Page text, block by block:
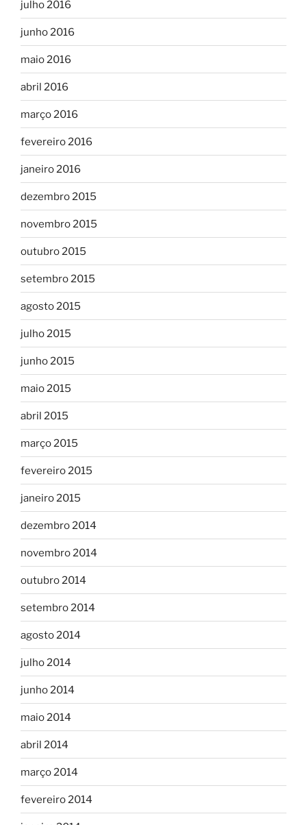
julho 2016
junho 2016
maio 2016
abril 2016
março 2016
fevereiro 2016
janeiro 2016
dezembro 2015
novembro 2015
outubro 2015
setembro 2015
agosto 2015
julho 2015
junho 2015
maio 2015
abril 2015
março 2015
fevereiro 2015
janeiro 2015
dezembro 2014
novembro 2014
outubro 2014
setembro 2014
agosto 2014
julho 2014
junho 2014
maio 2014
abril 2014
março 2014
fevereiro 2014